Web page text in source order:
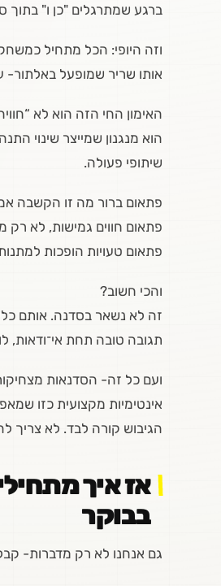
ברגע שמתרגלים "כן ו"
וזה היופי: הכל מתחיל
אותו שריר שמופעל באלתור-
האימון החי הזה הוא לא
הוא מנגנון שמייצר שינוי
שיתופי פעולה.
פתאום ברור מה זו הקשבה
פתאום חווים גמישות, לא רק
פתאום טעויות הופכות
והכי חשוב?
זה לא נשאר בסדנה. אותם
תגובה טובה תחת אי־ודאות,
ועם כל זה- הסדנאות
אינטימיות מקצועית כזו
הגיבוש קורה לבד. לא צריך
אז איך
בבוקר
גם אנחנו לא רק מדברות-